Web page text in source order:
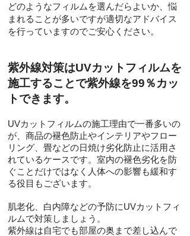
どのようなフィルムを選んだらよいか、悩
まれることが多いですが適切なアドバイス
を行っていますのでご安心ください。
紫外線対策はUVカットフィルムを
施工することで紫外線を99％カッ
トできます。
UVカットフィルムの施工理由で一番多いの
が、商品の褪色防止やインテリアやフロー
リング、畳などの日焼け劣化防止に活用さ
れているケースです。室内の褪色劣化を防
ぐことだけではなく人体への影響も緩和す
る役目もございます。
肌老化、白内障などの予防にUVカットフィ
ルムで対策しましょう。
紫外線は自宅でも部屋の奥まで差し込んで